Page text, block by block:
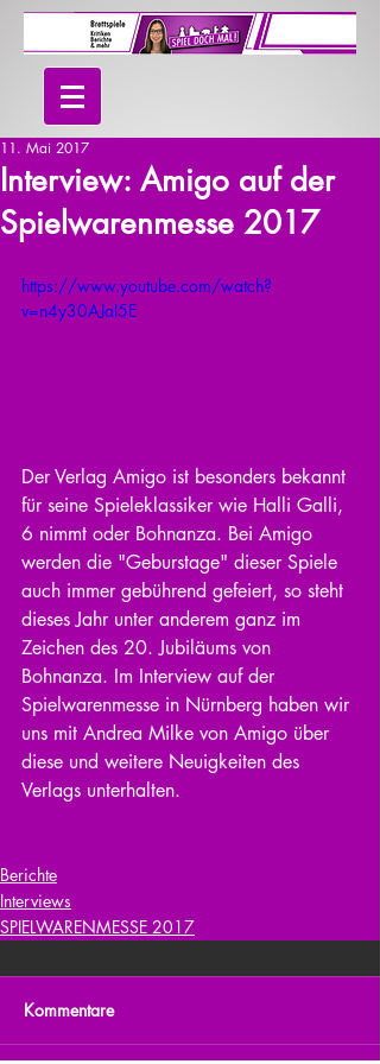
Interview: Amigo auf der
Spielwarenmesse 2017
11. Mai 2017
https://www.youtube.com/watch?
v=n4y30AJaI5E
Der Verlag Amigo ist besonders bekannt
für seine Spieleklassiker wie Halli Galli,
6 nimmt oder Bohnanza. Bei Amigo
werden die "Geburstage" dieser Spiele
auch immer gebührend gefeiert, so steht
dieses Jahr unter anderem ganz im
Zeichen des 20. Jubiläums von
Bohnanza. Im Interview auf der
Spielwarenmesse in Nürnberg haben wir
uns mit Andrea Milke von Amigo über
diese und weitere Neuigkeiten des
Verlags unterhalten.
Berichte
Interviews
SPIELWARENMESSE 2017
Kommentare